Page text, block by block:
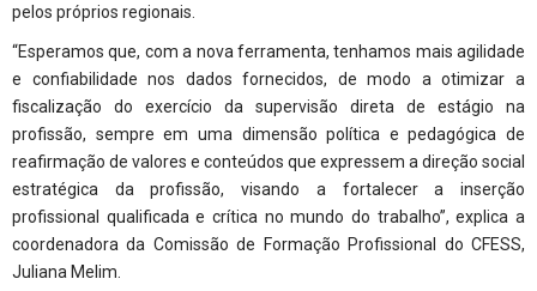
pelos próprios regionais.
“Esperamos que, com a nova ferramenta, tenhamos mais agilidade
e confiabilidade nos dados fornecidos, de modo a otimizar a
fiscalização do exercício da supervisão direta de estágio na
profissão, sempre em uma dimensão política e pedagógica de
reafirmação de valores e conteúdos que expressem a direção social
estratégica da profissão, visando a fortalecer a inserção
profissional qualificada e crítica no mundo do trabalho”, explica a
coordenadora da Comissão de Formação Profissional do CFESS,
Juliana Melim.